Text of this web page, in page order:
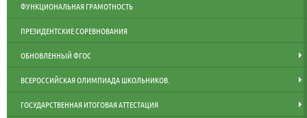
ФУНКЦИОНАЛЬНАЯ ГРАМОТНОСТЬ
ПРЕЗИДЕНТСКИЕ СОРЕВНОВАНИЯ
ОБНОВЛЕННЫЙ ФГОС
ВСЕРОССИЙСКАЯ ОЛИМПИАДА ШКОЛЬНИКОВ.
ГОСУДАРСТВЕННАЯ ИТОГОВАЯ АТТЕСТАЦИЯ